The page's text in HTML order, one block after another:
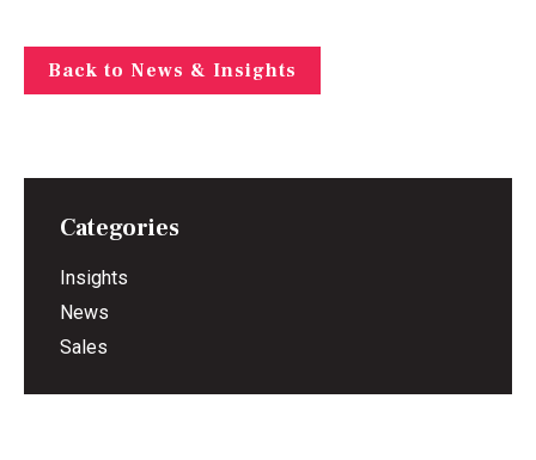
Back to News & Insights
Categories
Insights
News
Sales